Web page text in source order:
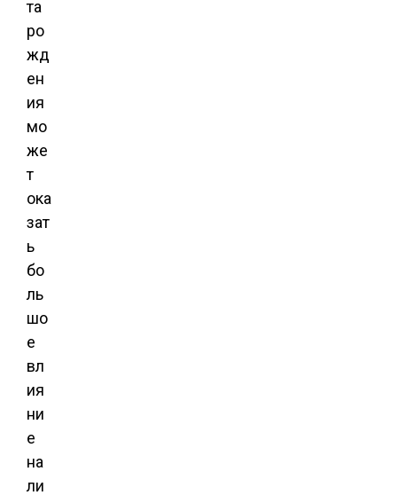
та
ро
жд
ен
ия
мо
же
т
ока
зат
ь
бо
ль
шо
е
вл
ия
ни
е
на
ли